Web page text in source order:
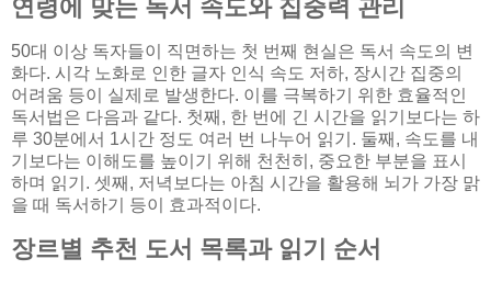
연령에 맞는 독서 속도와 집중력 관리
50대 이상 독자들이 직면하는 첫 번째 현실은 독서 속도의 변
화다. 시각 노화로 인한 글자 인식 속도 저하, 장시간 집중의
어려움 등이 실제로 발생한다. 이를 극복하기 위한 효율적인
독서법은 다음과 같다. 첫째, 한 번에 긴 시간을 읽기보다는 하
루 30분에서 1시간 정도 여러 번 나누어 읽기. 둘째, 속도를 내
기보다는 이해도를 높이기 위해 천천히, 중요한 부분을 표시
하며 읽기. 셋째, 저녁보다는 아침 시간을 활용해 뇌가 가장 맑
을 때 독서하기 등이 효과적이다.
장르별 추천 도서 목록과 읽기 순서